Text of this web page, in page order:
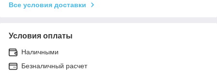
Все условия доставки
Условия оплаты
Наличными
Безналичный расчет